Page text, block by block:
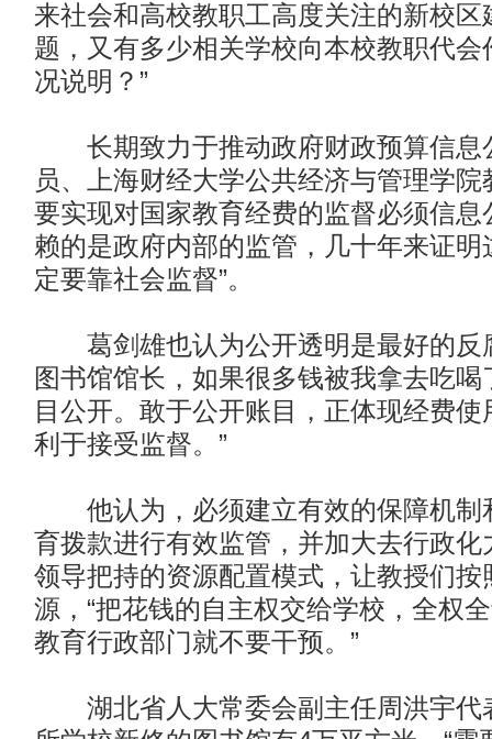
来社会和高校教职工高度关注的新校区
题，又有多少相关学校向本校教职代会
况说明？”
长期致力于推动政府财政预算信息
员、上海财经大学公共经济与管理学
要实现对国家教育经费的监督必须信息
赖的是政府内部的监管，几十年来证明
定要靠社会监督”。
葛剑雄也认为公开透明是最好的反
图书馆馆长，如果很多钱被我拿去吃
目公开。敢于公开账目，正体现经费
利于接受监督。”
他认为，必须建立有效的保障机制
育拨款进行有效监管，并加大去行政化
领导把持的资源配置模式，让教授们按
源，“把花钱的自主权交给学校，全权
教育行政部门就不要干预。”
湖北省人大常委会副主任周洪宇代